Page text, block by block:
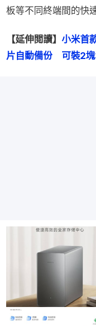
板等不同終端間的快
【延伸閲讀】 小米首
片自動備份　可裝2